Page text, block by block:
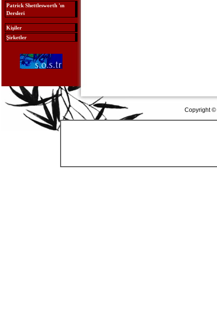
Patrick Shettlesworth 'ın
Dersleri
Kişiler
Şirketler
Copyright ©